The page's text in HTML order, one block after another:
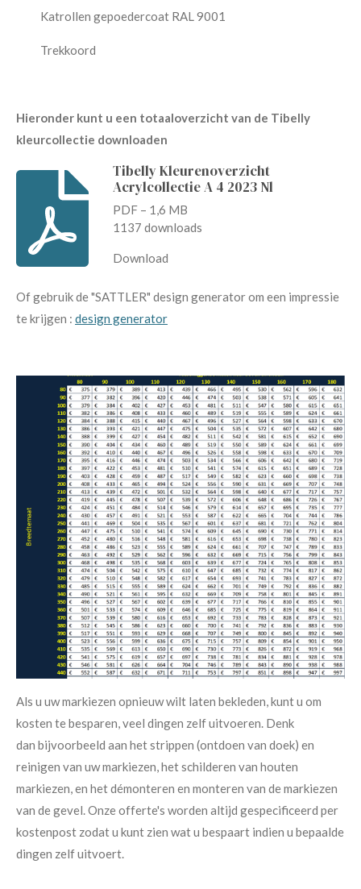
Katrollen gepoedercoat RAL 9001
Trekkoord
Hieronder kunt u een totaaloverzicht van de Tibelly
kleurcollectie downloaden
Tibelly Kleurenoverzicht
Acrylcollectie A 4 2023 Nl
PDF – 1,6 MB
1137 downloads
Download
Of gebruik de "SATTLER" design generator om een impressie
te krijgen : design generator
Als u uw markiezen opnieuw wilt laten bekleden, kunt u om
kosten te besparen, veel dingen zelf uitvoeren. Denk
dan bijvoorbeeld aan het strippen (ontdoen van doek) en
reinigen van uw markiezen, het schilderen van houten
markiezen, en het démonteren en monteren van de markiezen
van de gevel. Onze offerte's worden altijd gespecificeerd per
kostenpost zodat u kunt zien wat u bespaart indien u bepaalde
dingen zelf uitvoert.